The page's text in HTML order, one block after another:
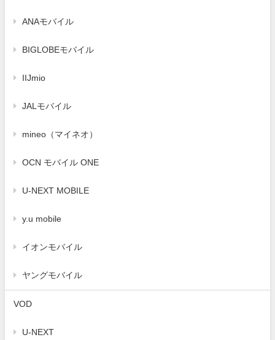
ANAモバイル
BIGLOBEモバイル
IIJmio
JALモバイル
mineo（マイネオ）
OCN モバイル ONE
U-NEXT MOBILE
y.u mobile
イオンモバイル
ヤングモバイル
VOD
U-NEXT